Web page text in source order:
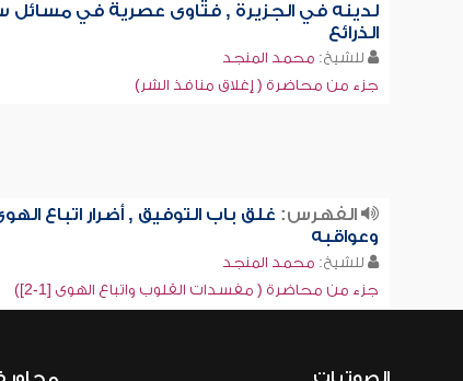
لدينه في الجزيرة , فتاوى عصرية في مسائل
الذرائع
للشيخ: محمد المنجد
جزء من محاضرة ( إغلاق منافذ الشر)
الفهرس: غلق باب التوفيق , أضرار اتباع
وعواقبه
للشيخ: محمد المنجد
جزء من محاضرة ( مفسدات القلوب واتباع الهوى [1-2])